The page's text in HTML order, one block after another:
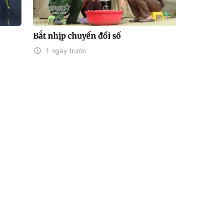
Bắt nhịp chuyển đổi số
1 ngày trước